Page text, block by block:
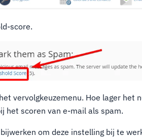
score.
vervolgkeuzemenu. Hoe lager het
het scoren van e-mail als spam.
om deze instelling bij te